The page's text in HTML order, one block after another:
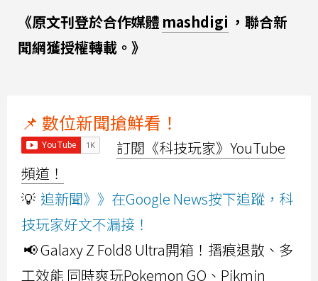
《原文刊登於合作媒體 mashdigi ，聯合新
聞網獲授權轉載。》
📌 數位新聞搶鮮看！
訂閱《科技玩家》YouTube
頻道！
💡 追新聞》》在Google News按下追蹤，科
技玩家好文不漏接！
📢 Galaxy Z Fold8 Ultra開箱！摺痕退散、多
工效能 同時爽玩Pokemon GO、Pikmin